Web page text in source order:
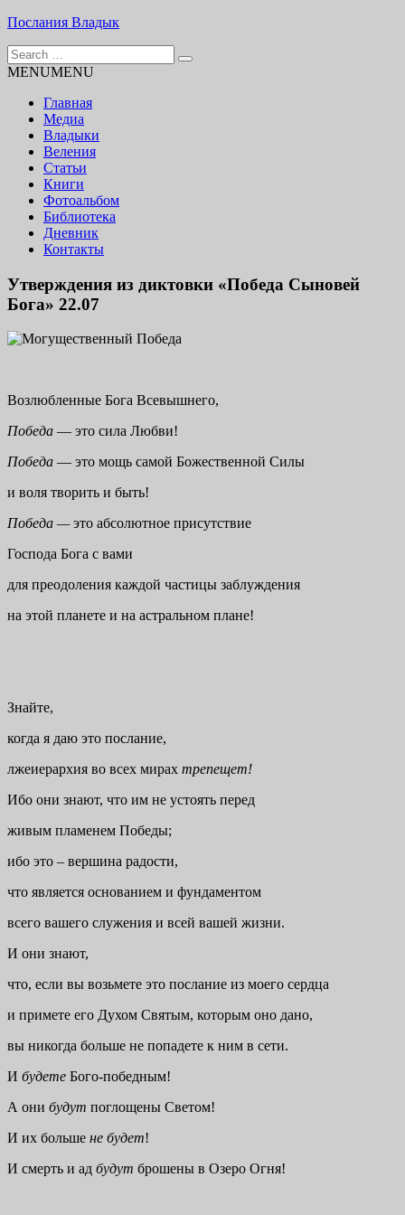
Skip
content
Послания Владык
Основу сайта представляют Послания, или Диктовки,
Search
for:
MENUMENU
Главная
Медиа
Владыки
Веления
Статьи
Книги
Фотоальбом
Библиотека
Дневник
Контакты
Утверждения из диктовки «Победа Сыновей
Бога» 22.07
Возлюбленные Бога Всевышнего,
Победа — это сила Любви!
Победа — это мощь самой Божественной Силы
и воля творить и быть!
Победа —это абсолютное присутствие
Господа Бога с вами
для преодоления каждой частицы заблуждения
на этой планете и на астральном плане!
Знайте,
когда я даю это послание,
лжеиерархия во всех мирах трепещет!
Ибо они знают, что им не устоять перед
живым пламенем Победы;
ибо это – вершина радости,
что является основанием и фундаментом
всего вашего служения и всей вашей жизни.
И они знают,
что, если вы возьмете это послание из моего сердца
и примете его Духом Святым, которым оно дано,
вы никогда больше не попадете к ним в сети.
И будете Бого-победным!
А они будут поглощены Светом!
И их больше не будет!
И смерть и ад будут брошены в Озеро Огня!